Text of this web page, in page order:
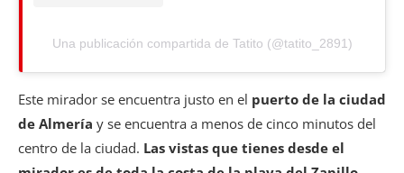
Una publicación compartida de Tatito (@tatito_2891)
Este mirador se encuentra justo en el puerto de la ciudad
de Almería y se encuentra a menos de cinco minutos del
centro de la ciudad. Las vistas que tienes desde el